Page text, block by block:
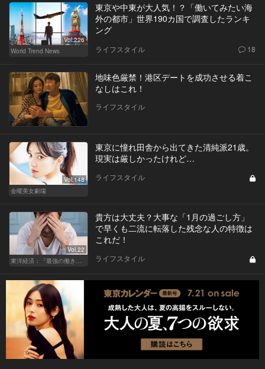
Vol.226
World Trend News
東京や中東が大人気！？「働いてみたい海
外の都市」世界190カ国で調査したランキ
ング
ライフスタイル 18
地味色厳禁！港区デートを成功させる着こ
なしはこれ！
ライフスタイル
Vol.148
金曜美女劇場
東京に憧れ田舎から出てきた清純派21歳。
現実は厳しかったけれど…
ライフスタイル
Vol.22
貴方は大丈夫？大事な「1月の過ごし方」
で早くも二流に転落した残念な人の特徴は
これだ！
ライフスタイル